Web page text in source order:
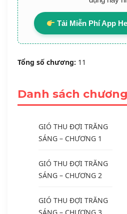
Tải Miễn Phí App
Tổng số chương: 11
Danh sách chương
GIÓ THU ĐỢI TRĂNG
SÁNG – CHƯƠNG 1
GIÓ THU ĐỢI TRĂNG
SÁNG – CHƯƠNG 2
GIÓ THU ĐỢI TRĂNG